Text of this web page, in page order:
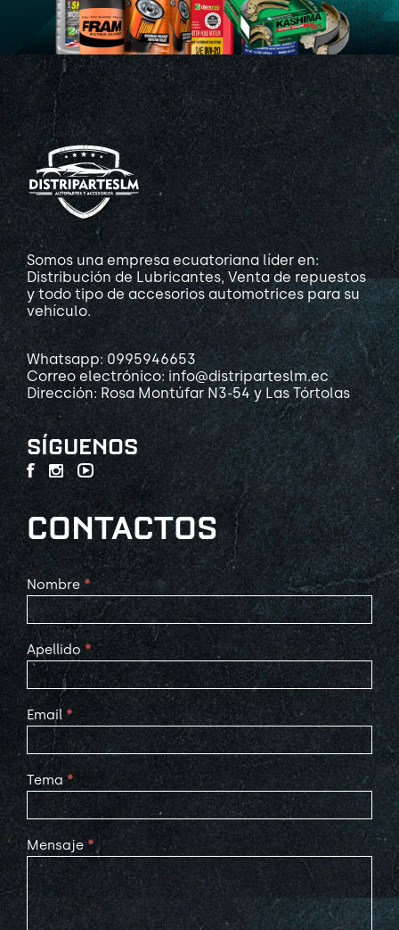
Somos una empresa ecuatoriana líder en:
Distribución de Lubricantes, Venta de repuestos
y todo tipo de accesorios automotrices para su
vehículo.
Whatsapp: 0995946653
Correo electrónico: info@distriparteslm.ec
Dirección: Rosa Montúfar N3-54 y Las Tórtolas
SÍGUENOS
CONTACTOS
Contact
Us
Nombre *
Apellido *
Email *
Tema *
Mensaje *